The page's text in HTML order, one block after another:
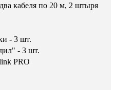
кабеля по 20 м, 2 штыря
- 3 шт.
- 3 шт.
PRO